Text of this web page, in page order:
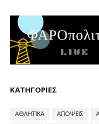
ΚΑΤΗΓΟΡΙΕΣ
ΑΘΛΗΤΙΚΑ ΑΠΟΨΕΙΣ